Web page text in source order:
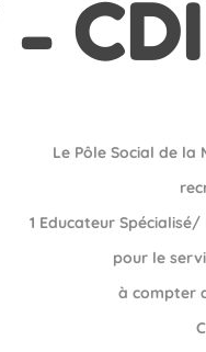
CDI
Le Pôle Social de la
1 Educateur
pour le
à compter